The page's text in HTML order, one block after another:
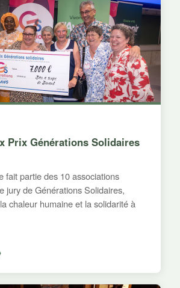
Prix Générations Solidaires
fait partie des 10 associations
jury de Générations Solidaires,
chaleur humaine et la solidarité à